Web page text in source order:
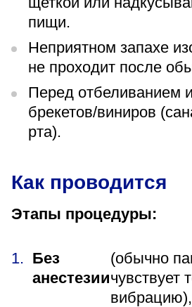
+7 (4742) 72-73-31
пищи.
Неприятном запахе
не проходит после
Перед отбеливанием
брекетов/виниров
рта).
Как проводится
Этапы процедуры:
Без
анестезии
(обычно
чувствует